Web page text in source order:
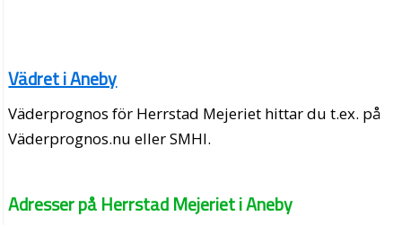
Vädret i Aneby
Väderprognos för Herrstad Mejeriet hittar du t.ex. på
Väderprognos.nu eller SMHI.
Adresser på Herrstad Mejeriet i Aneby